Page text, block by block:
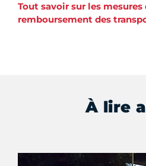
Tout savoir sur les mesures
remboursement des
À lire